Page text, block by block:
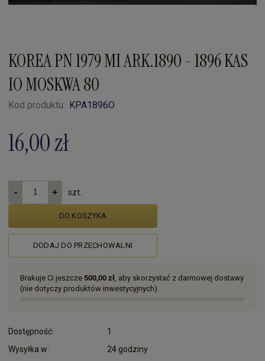
KOREA PN 1979 MI ARK.1890 - 1896 KAS
IO MOSKWA 80
Kod produktu: KPA1896O
16,00 zł
szt.
DO KOSZYKA
DODAJ DO PRZECHOWALNI
Brakuje Ci jeszcze 500,00 zł , aby skorzystać z darmowej dostawy
(nie dotyczy produktów inwestycyjnych).
Dostępność:
1
Wysyłka w:
24 godziny